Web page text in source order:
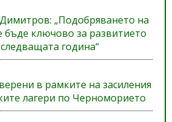
„Подобряването на
бъде ключово за развитието
година“
в рамките на засиления
лагери по Черноморието